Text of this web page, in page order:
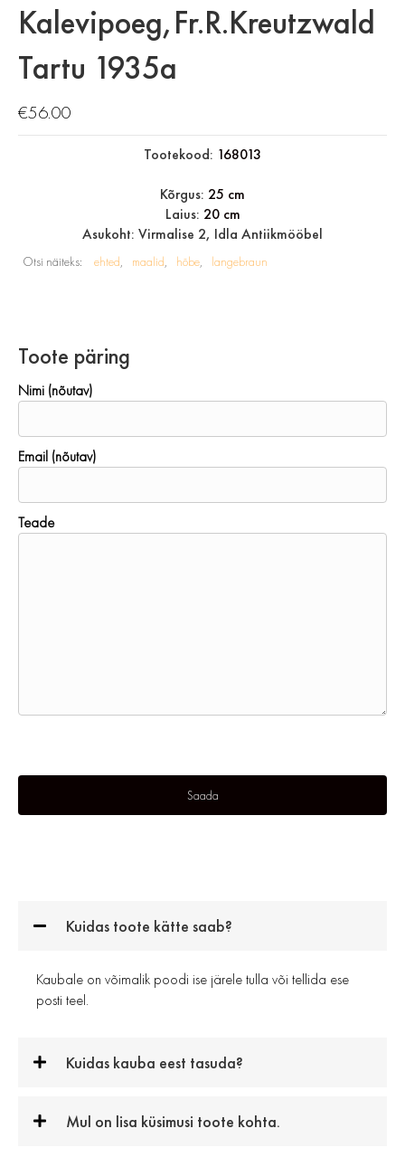
Kalevipoeg,Fr.R.Kreutzwald
Tartu 1935a
€56.00
Tootekood: 168013
Kõrgus: 25 cm
Laius: 20 cm
Asukoht: Virmalise 2, Idla Antiikmööbel
Otsi näiteks: ehted maalid hõbe langebraun
Toote päring
Nimi (nõutav)
Email (nõutav)
Teade
Kuidas toote kätte saab?
Kaubale on võimalik poodi ise järele tulla või tellida ese
posti teel.
Kuidas kauba eest tasuda?
Mul on lisa küsimusi toote kohta.